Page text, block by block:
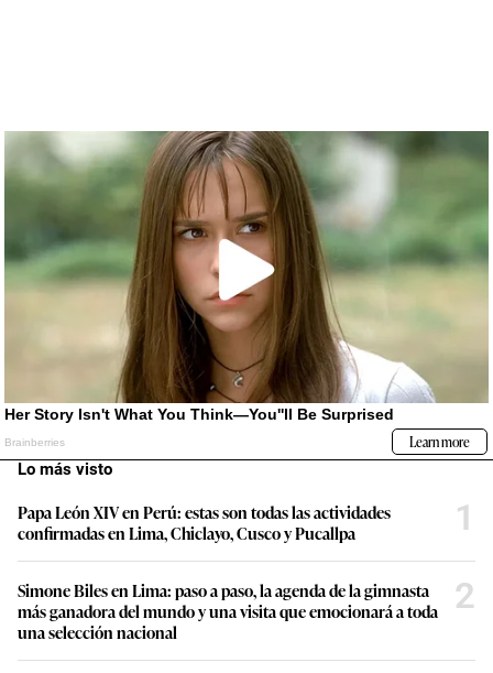
Lo más visto
Papa León XIV en Perú: estas son todas las actividades
confirmadas en Lima, Chiclayo, Cusco y Pucallpa
1
Simone Biles en Lima: paso a paso, la agenda de la gimnasta
más ganadora del mundo y una visita que emocionará a toda
una selección nacional
2